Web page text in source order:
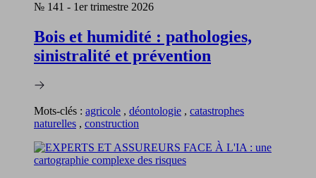
№ 141 - 1er trimestre 2026
Bois et humidité : pathologies,
sinistralité et prévention
Mots-clés : agricole , déontologie , catastrophes
naturelles , construction